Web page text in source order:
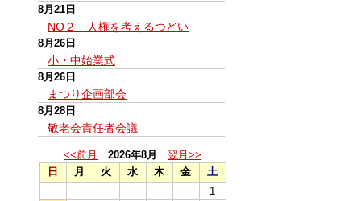
8月21日
NO２ 人権を考えるつどい
8月26日
小・中始業式
8月26日
まつり企画部会
8月28日
敬老会責任者会議
<<前月 2026年8月
翌月>>
日
月 火 水 木 金
土
1